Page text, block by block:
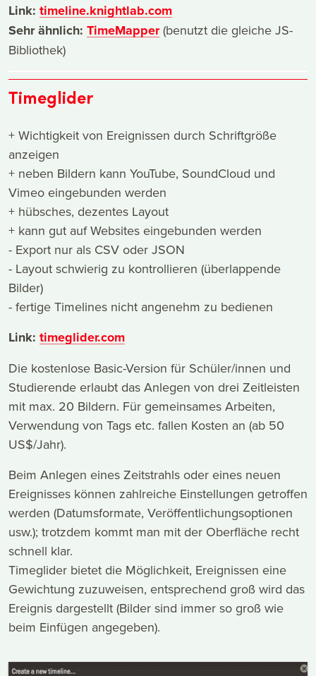
Link: timeline.knightlab.com
Sehr ähnlich: TimeMapper(benutzt die gleiche JS-
Bibliothek)
Timeglider
+ Wichtigkeit von Ereignissen durch Schriftgröße
anzeigen
+ neben Bildern kann YouTube, SoundCloud und
Vimeo eingebunden werden
+ hübsches, dezentes Layout
+ kann gut auf Websites eingebunden werden
- Export nur als CSV oder JSON
- Layout schwierig zu kontrollieren (überlappende
Bilder)
- fertige Timelines nicht angenehm zu bedienen
Link: timeglider.com
Die kostenlose Basic-Version für Schüler/innen und
Studierende erlaubt das Anlegen von drei Zeitleisten
mit max. 20 Bildern. Für gemeinsames Arbeiten,
Verwendung von Tags etc. fallen Kosten an (ab 50
US$/Jahr).
Beim Anlegen eines Zeitstrahls oder eines neuen
Ereignisses können zahlreiche Einstellungen getroffen
werden (Datumsformate, Veröffentlichungsoptionen
usw.); trotzdem kommt man mit der Oberfläche recht
schnell klar.
Timeglider bietet die Möglichkeit, Ereignissen eine
Gewichtung zuzuweisen, entsprechend groß wird das
Ereignis dargestellt (Bilder sind immer so groß wie
beim Einfügen angegeben).